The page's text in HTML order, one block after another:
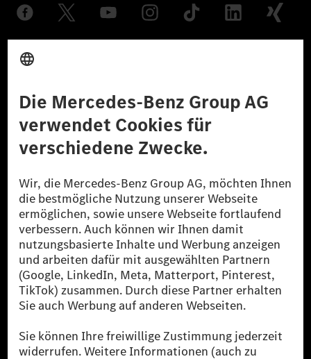
© 2026 Mercedes-Benz Group AG. Alle Rechte vorbehalten.
reduzierte CO₂-Emissionen bei der Mercedes-Benz Group durch
zertifizierte Ausgleichsprojekte kompensiert werden.
[2] Renewable Charging ist ein integraler Bestandteil von MB.CHARGE
Public in Europa, den USA, Kanada und China. Sofern an der jeweiligen
Ladestation noch kein Strom aus erneuerbaren Energien vorliegt,
verwendet Renewable Charging Grünstromzertifikate*. Diese stellen
sicher, dass für Ladevorgänge über MB.CHARGE Public eine äquivalente
Strommenge aus erneuerbaren Energien ins Stromnetz eingespeist wird.
Sie stammen ausschließlich aus Wind- und Solarkraftanlagen, die jünger
als sechs Jahre sind.
* Inkl. EKOenergy Ökolabel
* Die angegebenen Werte wurden nach dem vorgeschriebenen
Messverfahren WLTP (Worldwide harmonised Light vehicles Test
Procedure) ermittelt. Die angegebenen Spannweiten beziehen sich auf